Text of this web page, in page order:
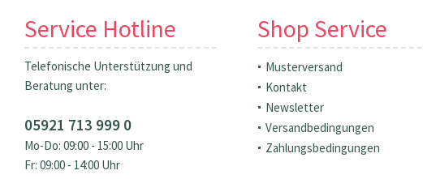
Service Hotline
Telefonische Unterstützung und
Beratung unter:
05921 713 999 0
Mo-Do: 09:00 - 15:00 Uhr
Fr: 09:00 - 14:00 Uhr
Shop Service
Musterversand
Kontakt
Newsletter
Versandbedingungen
Zahlungsbedingungen